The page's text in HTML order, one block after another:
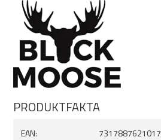
PRODUKTFAKTA
EAN:
7317887621017